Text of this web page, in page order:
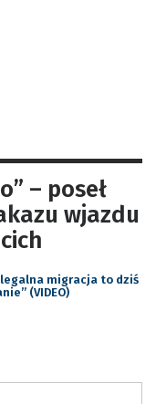
– poseł
wjazdu
migracja to dziś
(VIDEO)